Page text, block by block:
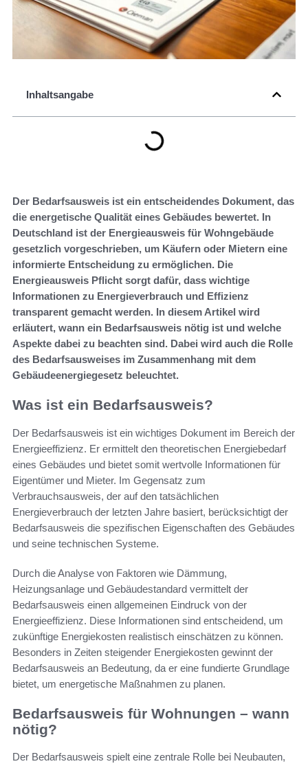
Inhaltsangabe
Der Bedarfsausweis ist ein entscheidendes Dokument, das
die energetische Qualität eines Gebäudes bewertet. In
Deutschland ist der Energieausweis für Wohngebäude
gesetzlich vorgeschrieben, um Käufern oder Mietern eine
informierte Entscheidung zu ermöglichen. Die
Energieausweis Pflicht sorgt dafür, dass wichtige
Informationen zu Energieverbrauch und Effizienz
transparent gemacht werden. In diesem Artikel wird
erläutert, wann ein Bedarfsausweis nötig ist und welche
Aspekte dabei zu beachten sind. Dabei wird auch die Rolle
des Bedarfsausweises im Zusammenhang mit dem
Gebäudeenergiegesetz beleuchtet.
Was ist ein Bedarfsausweis?
Der Bedarfsausweis ist ein wichtiges Dokument im Bereich der
Energieeffizienz. Er ermittelt den theoretischen Energiebedarf
eines Gebäudes und bietet somit wertvolle Informationen für
Eigentümer und Mieter. Im Gegensatz zum
Verbrauchsausweis, der auf den tatsächlichen
Energieverbrauch der letzten Jahre basiert, berücksichtigt der
Bedarfsausweis die spezifischen Eigenschaften des Gebäudes
und seine technischen Systeme.
Durch die Analyse von Faktoren wie Dämmung,
Heizungsanlage und Gebäudestandard vermittelt der
Bedarfsausweis einen allgemeinen Eindruck von der
Energieeffizienz. Diese Informationen sind entscheidend, um
zukünftige Energiekosten realistisch einschätzen zu können.
Besonders in Zeiten steigender Energiekosten gewinnt der
Bedarfsausweis an Bedeutung, da er eine fundierte Grundlage
bietet, um energetische Maßnahmen zu planen.
Bedarfsausweis für Wohnungen – wann
nötig?
Der Bedarfsausweis spielt eine zentrale Rolle bei Neubauten,